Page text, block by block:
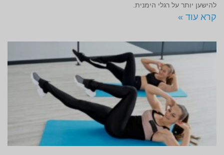
להישען יותר על רגלי הימנית.
קרא עוד »